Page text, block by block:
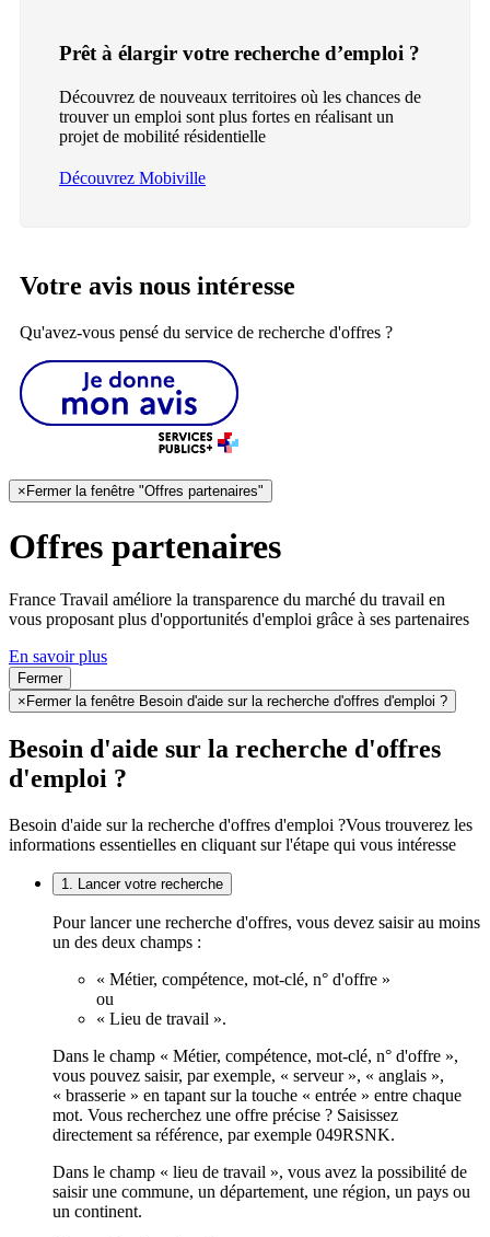
Prêt à élargir votre recherche d’emploi ?
Découvrez de nouveaux territoires où les chances de
trouver un emploi sont plus fortes en réalisant un
projet de mobilité résidentielle
Découvrez Mobiville
Votre avis nous intéresse
Qu'avez-vous pensé du service de recherche d'offres ?
× Fermer la fenêtre "Offres partenaires"
Offres partenaires
France Travail améliore la transparence du marché du travail en
vous proposant plus d'opportunités d'emploi grâce à ses partenaires
En savoir plus
Fermer
× Fermer la fenêtre Besoin d'aide sur la recherche d'offres d'emploi ?
Besoin d'aide sur la recherche d'offres
d'emploi ?
Besoin d'aide sur la recherche d'offres d'emploi ?Vous trouverez les
informations essentielles en cliquant sur l'étape qui vous intéresse
1. Lancer votre recherche
Pour lancer une recherche d'offres, vous devez saisir au moins
un des deux champs :
« Métier, compétence, mot-clé, n° d'offre »
ou
« Lieu de travail ».
Dans le champ « Métier, compétence, mot-clé, n° d'offre »,
vous pouvez saisir, par exemple, « serveur », « anglais »,
« brasserie » en tapant sur la touche « entrée » entre chaque
mot. Vous recherchez une offre précise ? Saisissez
directement sa référence, par exemple 049RSNK.
Dans le champ « lieu de travail », vous avez la possibilité de
saisir une commune, un département, une région, un pays ou
un continent.